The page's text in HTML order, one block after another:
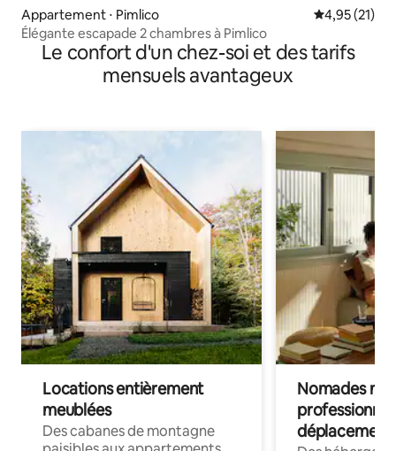
Appartement ⋅ Pimlico Évaluation
4,95 (21)
Élégante escapade 2 chambres à Pimlico
Le confort d'un chez-soi et des tarifs
mensuels avantageux
Locations entièrement
meublées
Des cabanes de montagne
Nomades
déplacement